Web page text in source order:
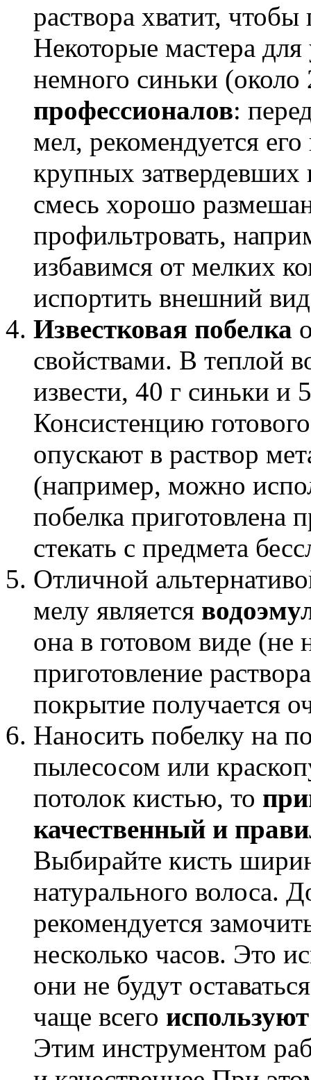
раствора хватит,
Некоторые мастера
немного синьки
профессионалов:
мел, рекомендуется
крупных затвердевших
смесь хорошо
профильтровать,
избавимся от мелких
испортить внешний
Известковая побелка
свойствами. В теплой
извести, 40 г синьки и
Консистенцию
опускают в раствор
(например, можно
побелка приготовлена
стекать с предмета
Отличной
мелу является
она в готовом виде (не
приготовление
покрытие получается
Наносить побелку на
пылесосом или
потолок кистью, то
качественный и
Выбирайте кисть
натурального волоса.
рекомендуется
несколько часов. Это
они не будут
чаще всего используют
Этим инструментом